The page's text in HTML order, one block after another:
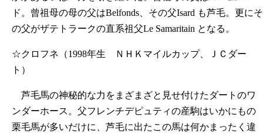
ド。曾祖母の母の父はBelfonds、その父Isard も芦毛。更にそ
の父がザテトラークの直系祖父Le Samaritain となる。
☆クロフネ（1998年生 ＮＨＫマイルカップ、ＪＣダー
ト）
芦毛馬の神秘的な力をまざまざと見せ付けたダートのワ
ンダーホース。父フレンチデピュティの産駒はいかにもの
栗毛馬が多いだけに、芦毛に出たこの馬は何かまったく違